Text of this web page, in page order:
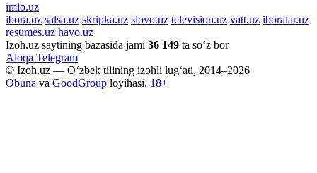
imlo.uz
ibora.uz salsa.uz skripka.uz slovo.uz television.uz vatt.uz iboralar.uz
resumes.uz havo.uz
Izoh.uz saytining bazasida jami 36 149 ta so‘z bor
Aloqa Telegram
© Izoh.uz — O‘zbek tilining izohli lug‘ati, 2014–2026
Obuna va GoodGroup loyihasi. 18+